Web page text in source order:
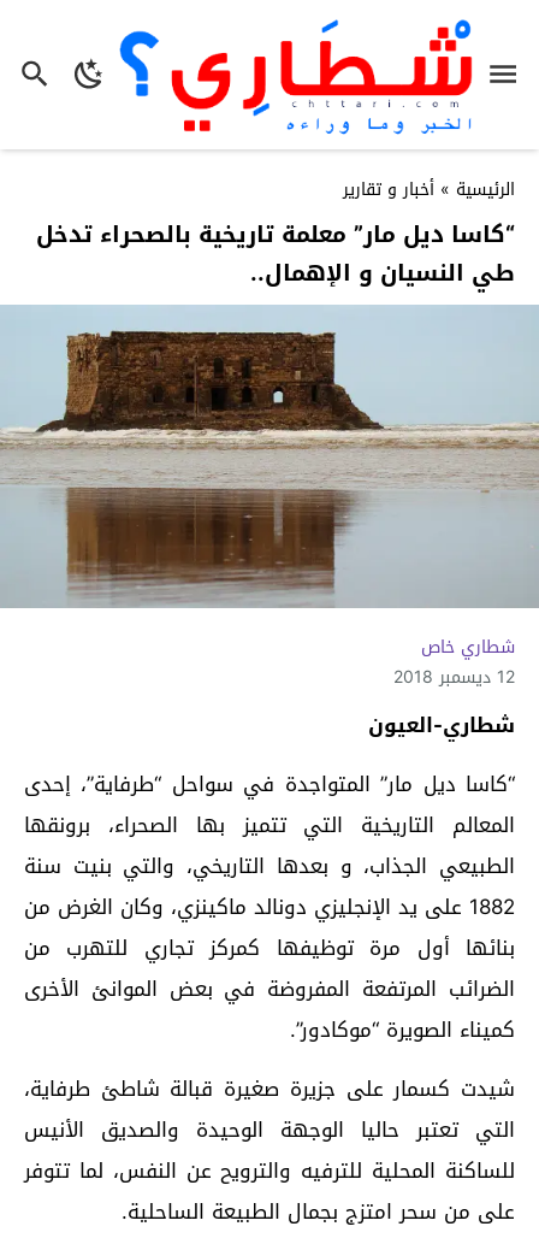
الرئيسية » أخبار و تقارير
“كاسا ديل مار” معلمة تاريخية بالصحراء تدخل
طي النسيان و الإهمال..
شطاري خاص
12 ديسمبر 2018
شطاري-العيون
“كاسا ديل مار” المتواجدة في سواحل “طرفاية”، إحدى
المعالم التاريخية التي تتميز بها الصحراء، برونقها
الطبيعي الجذاب، و بعدها التاريخي، والتي بنيت سنة
1882 على يد الإنجليزي دونالد ماكينزي، وكان الغرض من
بنائها أول مرة توظيفها كمركز تجاري للتهرب من
الضرائب المرتفعة المفروضة في بعض الموانئ الأخرى
كميناء الصويرة “موكادور”.
شيدت كسمار على جزيرة صغيرة قبالة شاطئ طرفاية،
التي تعتبر حاليا الوجهة الوحيدة والصديق الأنيس
للساكنة المحلية للترفيه والترويح عن النفس، لما تتوفر
على من سحر امتزج بجمال الطبيعة الساحلية.